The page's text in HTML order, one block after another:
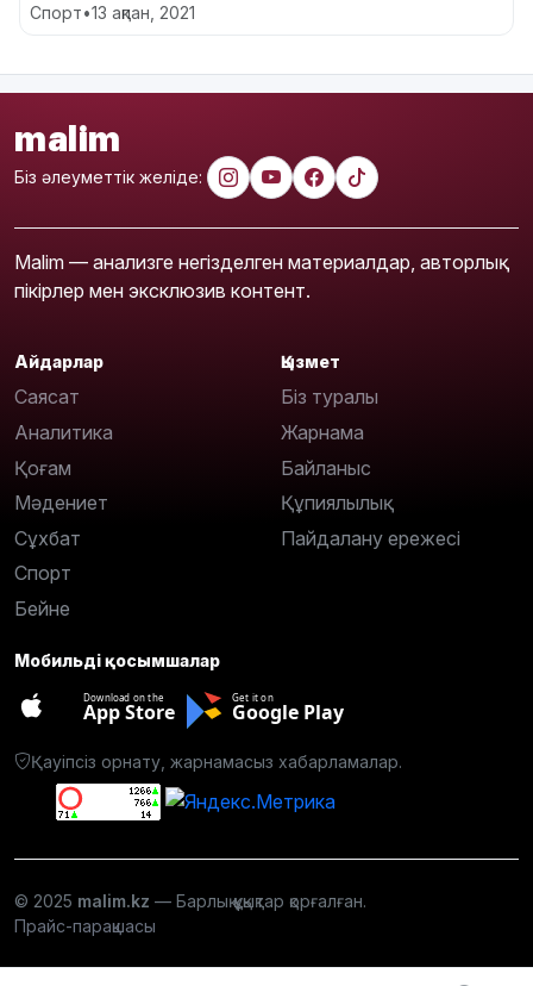
Спорт•13 ақпан, 2021
malim
Біз әлеуметтік желіде:
Malim — анализге негізделген материалдар, авторлық
пікірлер мен эксклюзив контент.
Айдарлар
Саясат
Аналитика
Қоғам
Мәдениет
Сұхбат
Спорт
Бейне
Қызмет
Біз туралы
Жарнама
Байланыс
Құпиялылық
Пайдалану ережесі
Мобильді қосымшалар
Download on the
App Store
Get it on
Google Play
Қауіпсіз орнату, жарнамасыз хабарламалар.
© 2025 malim.kz — Барлық құқықтар қорғалған.
Прайс-парақшасы